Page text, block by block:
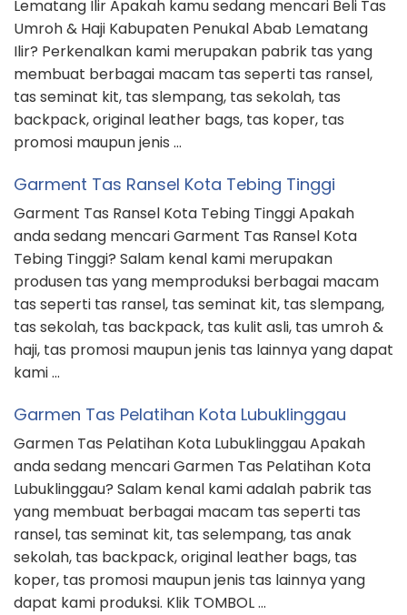
Lematang Ilir Apakah kamu sedang mencari Beli Tas
Umroh & Haji Kabupaten Penukal Abab Lematang
Ilir? Perkenalkan kami merupakan pabrik tas yang
membuat berbagai macam tas seperti tas ransel,
tas seminat kit, tas slempang, tas sekolah, tas
backpack, original leather bags, tas koper, tas
promosi maupun jenis …
Garment Tas Ransel Kota Tebing Tinggi
Garment Tas Ransel Kota Tebing Tinggi Apakah
anda sedang mencari Garment Tas Ransel Kota
Tebing Tinggi? Salam kenal kami merupakan
produsen tas yang memproduksi berbagai macam
tas seperti tas ransel, tas seminat kit, tas slempang,
tas sekolah, tas backpack, tas kulit asli, tas umroh &
haji, tas promosi maupun jenis tas lainnya yang dapat
kami …
Garmen Tas Pelatihan Kota Lubuklinggau
Garmen Tas Pelatihan Kota Lubuklinggau Apakah
anda sedang mencari Garmen Tas Pelatihan Kota
Lubuklinggau? Salam kenal kami adalah pabrik tas
yang membuat berbagai macam tas seperti tas
ransel, tas seminat kit, tas selempang, tas anak
sekolah, tas backpack, original leather bags, tas
koper, tas promosi maupun jenis tas lainnya yang
dapat kami produksi. Klik TOMBOL …